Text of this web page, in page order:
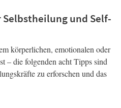
Selbstheilung und Self-
körperlichen, emotionalen oder
– die folgenden acht Tipps sind
zu erforschen und das